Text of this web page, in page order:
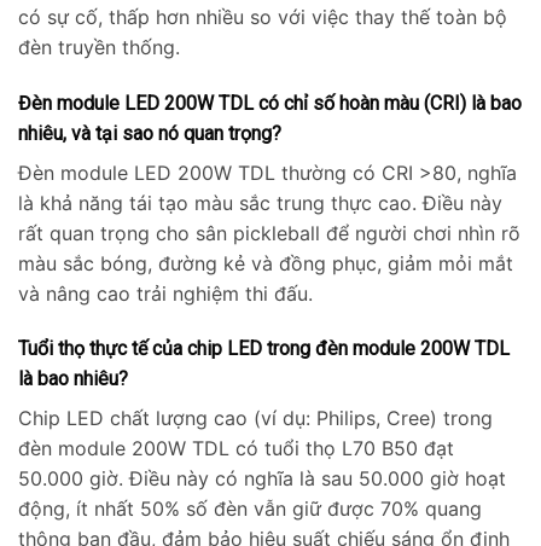
có sự cố, thấp hơn nhiều so với việc thay thế toàn bộ
đèn truyền thống.
Đèn module LED 200W TDL có chỉ số hoàn màu (CRI) là bao
nhiêu, và tại sao nó quan trọng?
Đèn module LED 200W TDL thường có CRI >80, nghĩa
là khả năng tái tạo màu sắc trung thực cao. Điều này
rất quan trọng cho sân pickleball để người chơi nhìn rõ
màu sắc bóng, đường kẻ và đồng phục, giảm mỏi mắt
và nâng cao trải nghiệm thi đấu.
Tuổi thọ thực tế của chip LED trong đèn module 200W TDL
là bao nhiêu?
Chip LED chất lượng cao (ví dụ: Philips, Cree) trong
đèn module 200W TDL có tuổi thọ L70 B50 đạt
50.000 giờ. Điều này có nghĩa là sau 50.000 giờ hoạt
động, ít nhất 50% số đèn vẫn giữ được 70% quang
thông ban đầu, đảm bảo hiệu suất chiếu sáng ổn định